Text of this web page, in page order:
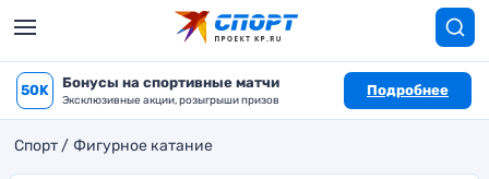
50K Бонусы на спортивные матчи
Эксклюзивные акции, розыгрыши призов
Подробнее
Спорт Фигурное катание